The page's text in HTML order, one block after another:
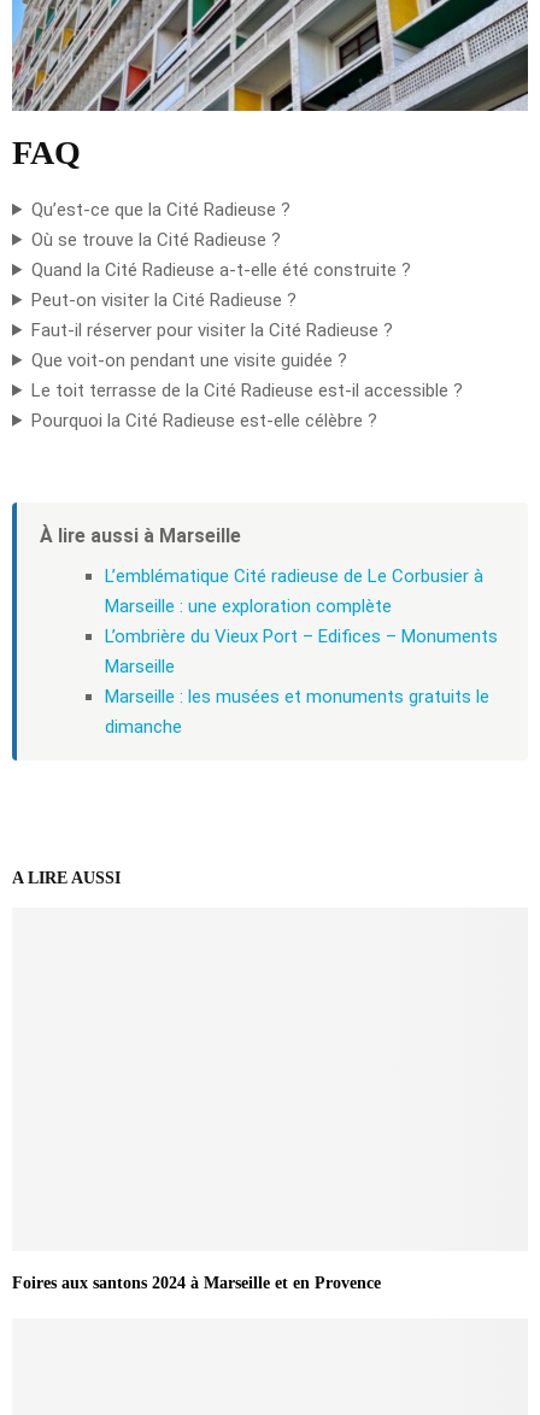
FAQ
Qu’est-ce que la Cité Radieuse ?
Où se trouve la Cité Radieuse ?
Quand la Cité Radieuse a-t-elle été construite ?
Peut-on visiter la Cité Radieuse ?
Faut-il réserver pour visiter la Cité Radieuse ?
Que voit-on pendant une visite guidée ?
Le toit terrasse de la Cité Radieuse est-il accessible ?
Pourquoi la Cité Radieuse est-elle célèbre ?
À lire aussi à Marseille
L’emblématique Cité radieuse de Le Corbusier à
Marseille : une exploration complète
L’ombrière du Vieux Port – Edifices – Monuments
Marseille
Marseille : les musées et monuments gratuits le
dimanche
A LIRE AUSSI
Foires aux santons 2024 à Marseille et en Provence